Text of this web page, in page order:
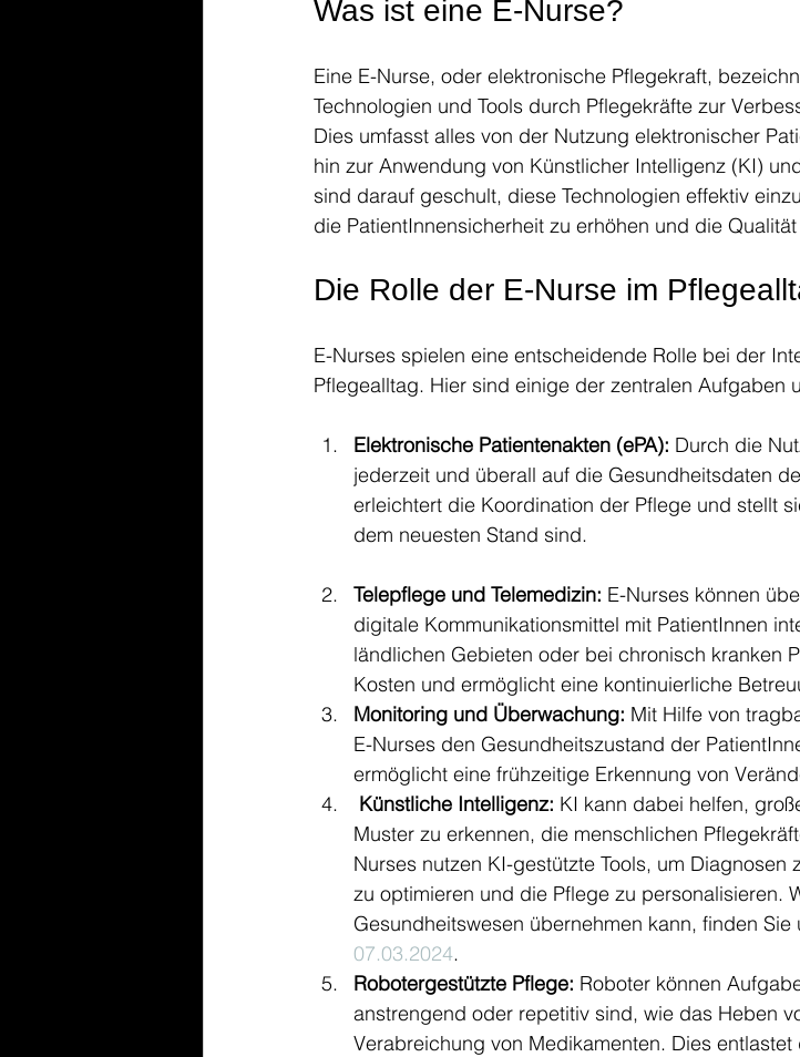
Pflegezukunft Qualitätsmanagement
Was ist eine E-Nurse?
Eine E-Nurse, oder elektronische Pflegekraft,
Technologien und Tools durch Pflegekräfte zur
Dies umfasst alles von der Nutzung elektronischer
hin zur Anwendung von Künstlicher Intelligenz (KI)
sind darauf geschult, diese Technologien effektiv
die PatientInnensicherheit zu erhöhen und die
Die Rolle der E-Nurse im
E-Nurses spielen eine entscheidende Rolle bei der
Pflegealltag. Hier sind einige der zentralen Aufgaben
Elektronische Patientenakten (ePA): Durch die
jederzeit und überall auf die Gesundheitsdaten
erleichtert die Koordination der Pflege und stellt
dem neuesten Stand sind.
Telepflege und Telemedizin: E-Nurses können
digitale Kommunikationsmittel mit PatientInnen
ländlichen Gebieten oder bei chronisch kranken
Kosten und ermöglicht eine kontinuierliche
Monitoring und Überwachung: Mit Hilfe von
E-Nurses den Gesundheitszustand der
ermöglicht eine frühzeitige Erkennung von
Künstliche Intelligenz: KI kann dabei helfen,
Muster zu erkennen, die menschlichen
Nurses nutzen KI-gestützte Tools, um
zu optimieren und die Pflege zu personalisieren.
Gesundheitswesen übernehmen kann, finden Sie
07.03.2024.
Robotergestützte Pflege: Roboter können
anstrengend oder repetitiv sind, wie das Heben
Verabreichung von Medikamenten. Dies